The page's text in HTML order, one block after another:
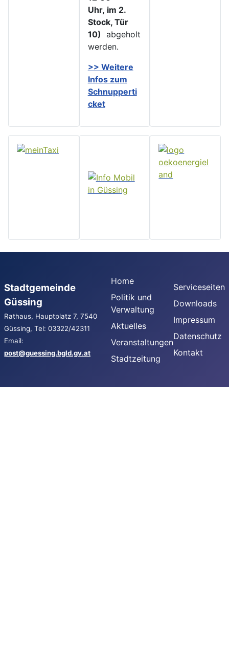
Uhr, im 2.
Stock, Tür
10) abgeholt
werden.
>> Weitere
Infos zum
Schnupperti
cket
Stadtgemeinde
Güssing
Rathaus, Hauptplatz 7, 7540
Güssing, Tel: 03322/42311
Email:
post@guessing.bgld.gv.at
Home
Politik und
Verwaltung
Aktuelles
Veranstaltungen
Stadtzeitung
Serviceseiten
Downloads
Impressum
Datenschutz
Kontakt